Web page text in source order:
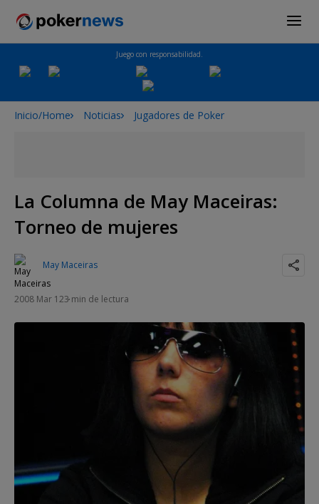
Juego con responsabilidad.
Inicio/Home Noticias Jugadores de Poker
La Columna de May Maceiras:
Torneo de mujeres
May Maceiras
2008 Mar 123 min de lectura